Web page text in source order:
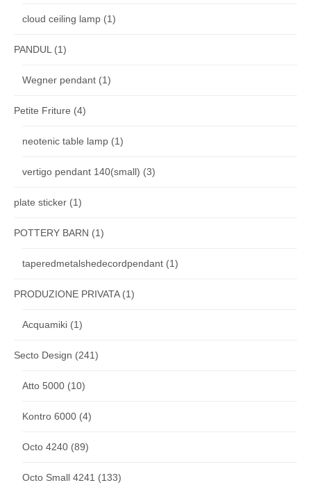
cloud ceiling lamp (1)
PANDUL (1)
Wegner pendant (1)
Petite Friture (4)
neotenic table lamp (1)
vertigo pendant 140(small) (3)
plate sticker (1)
POTTERY BARN (1)
taperedmetalshedecordpendant (1)
PRODUZIONE PRIVATA(1)
Acquamiki (1)
Secto Design (241)
Atto 5000 (10)
Kontro 6000 (4)
Octo 4240 (89)
Octo Small 4241 (133)